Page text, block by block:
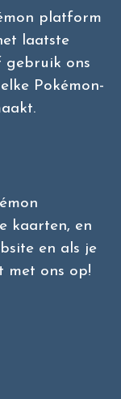
platform
laatste
gebruik ons
Pokémon-
kaarten, en
en als je
met ons op!